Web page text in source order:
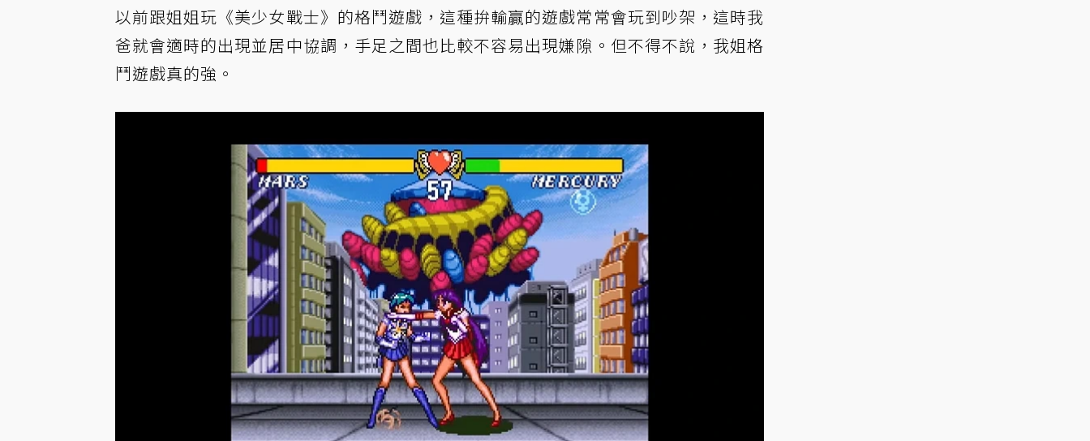
以前跟姐姐玩《美少女戰士》的格鬥遊戲，這種拚輸贏的遊戲常常會玩到吵架，這時我
爸就會適時的出現並居中協調，手足之間也比較不容易出現嫌隙。但不得不說，我姐格
鬥遊戲真的強。